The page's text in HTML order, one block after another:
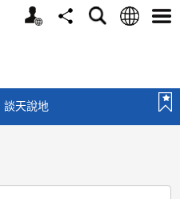
個
分
搜
語
選
談天說地